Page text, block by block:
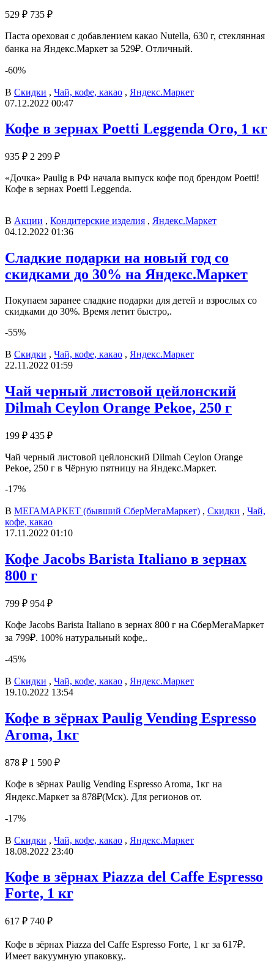
529 ₽ 735 ₽
Паста ореховая с добавлением какао Nutella, 630 г, стеклянная
банка на Яндекс.Маркет за 529₽. Отличный.
-60%
В Скидки , Чай, кофе, какао , Яндекс.Маркет
07.12.2022 00:47
Кофе в зернах Poetti Leggenda Oro, 1 кг
935 ₽ 2 299 ₽
«Дочка» Paulig в РФ начала выпуск кофе под брендом Poetti!
Кофе в зернах Poetti Leggenda.
В Акции , Кондитерские изделия , Яндекс.Маркет
04.12.2022 01:36
Сладкие подарки на новый год со
скидками до 30% на Яндекс.Маркет
Покупаем заранее сладкие подарки для детей и взрослых со
скидками до 30%. Время летит быстро,.
-55%
В Скидки , Чай, кофе, какао , Яндекс.Маркет
22.11.2022 01:59
Чай черный листовой цейлонский
Dilmah Ceylon Orange Pekoe, 250 г
199 ₽ 435 ₽
Чай черный листовой цейлонский Dilmah Ceylon Orange
Pekoe, 250 г в Чёрную пятницу на Яндекс.Маркет.
-17%
В МЕГАМАРКЕТ (бывший СберМегаМаркет) , Скидки , Чай,
кофе, какао
17.11.2022 01:10
Кофе Jacobs Barista Italiano в зернах
800 г
799 ₽ 954 ₽
Кофе Jacobs Barista Italiano в зернах 800 г на СберМегаМаркет
за 799₽. 100% натуральный кофе,.
-45%
В Скидки , Чай, кофе, какао , Яндекс.Маркет
19.10.2022 13:54
Кофе в зёрнах Paulig Vending Espresso
Aroma, 1кг
878 ₽ 1 590 ₽
Кофе в зёрнах Paulig Vending Espresso Aroma, 1кг на
Яндекс.Маркет за 878₽(Мск). Для регионов от.
-17%
В Скидки , Чай, кофе, какао , Яндекс.Маркет
18.08.2022 23:40
Кофе в зёрнах Piazza del Caffe Espresso
Forte, 1 кг
617 ₽ 740 ₽
Кофе в зёрнах Piazza del Caffe Espresso Forte, 1 кг за 617₽.
Имеет вакуумную упаковку,.